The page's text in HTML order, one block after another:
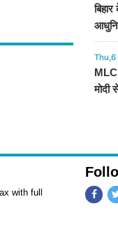
Thu,6
MLC
मोदी
with full